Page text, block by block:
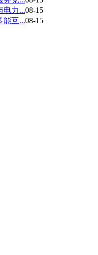
电力...08-15
能互...08-15